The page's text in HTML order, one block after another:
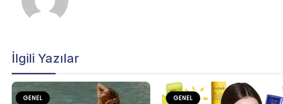
İlgili Yazılar
GENEL GENEL